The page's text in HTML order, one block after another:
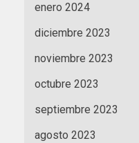
enero 2024
diciembre 2023
noviembre 2023
octubre 2023
septiembre 2023
agosto 2023